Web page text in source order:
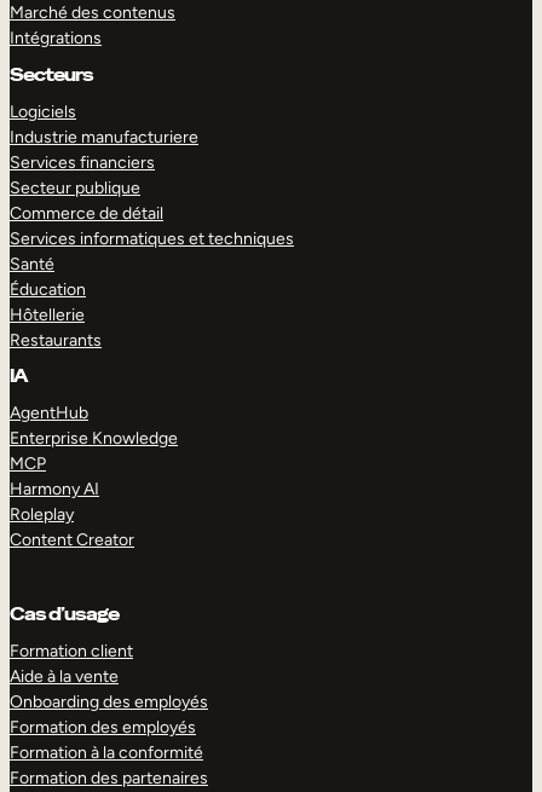
Marché des contenus
Intégrations
Secteurs
Logiciels
Industrie manufacturiere
Services financiers
Secteur publique
Commerce de détail
Services informatiques et techniques
Santé
Éducation
Hôtellerie
Restaurants
IA
AgentHub
Enterprise Knowledge
MCP
Harmony AI
Roleplay
Content Creator
Cas d’usage
Formation client
Aide à la vente
Onboarding des employés
Formation des employés
Formation à la conformité
Formation des partenaires